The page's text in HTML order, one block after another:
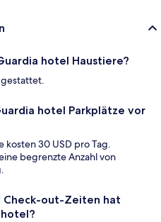
hotel Haustiere?
hotel Parkplätze vor
kosten 30 USD pro Tag.
begrenzte Anzahl von
Check-out-Zeiten hat